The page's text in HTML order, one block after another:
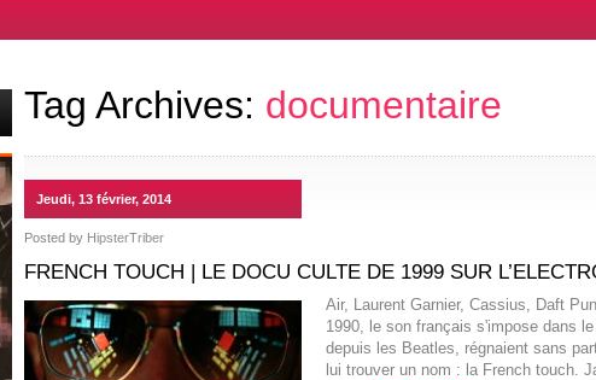
Tag Archives: documentaire
Jeudi, 13 février, 2014
Posted by HipsterTriber
FRENCH TOUCH | LE DOCU CULTE DE 1999 SUR
Air, Laurent Garnier, Cassius, Daft
1990, le son français s'impose dans
depuis les Beatles, régnaient sans
lui trouver un nom : la French touch.